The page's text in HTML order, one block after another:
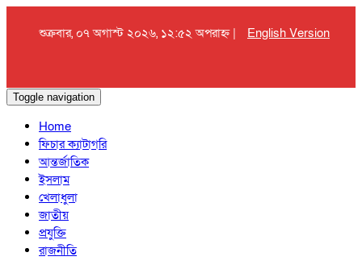
শুক্রবার, ০৭ অগাস্ট ২০২৬, ১২:৫২ অপরাহ্ন | English Version
Toggle navigation
Home
ফিচার ক্যাটাগরি
আন্তর্জাতিক
ইসলাম
খেলাধুলা
জাতীয়
প্রযুক্তি
রাজনীতি